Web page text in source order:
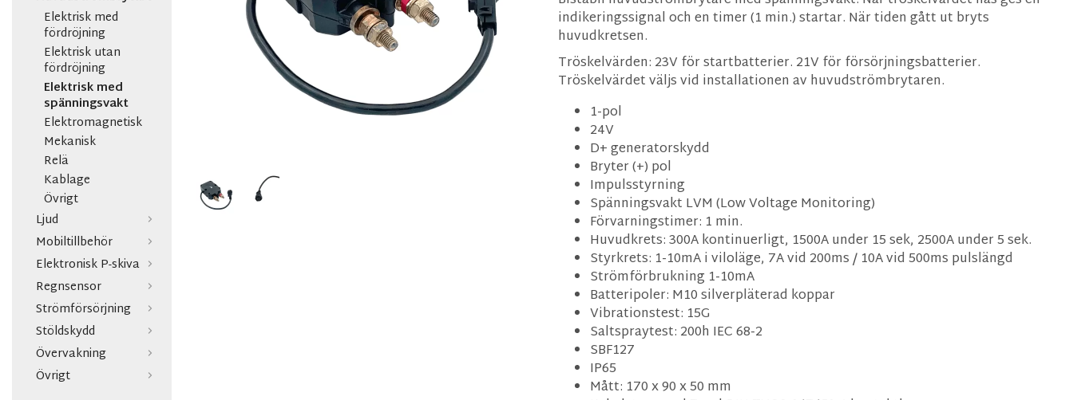
Elektrisk med
fördröjning
Elektrisk utan
fördröjning
Elektrisk med
spänningsvakt
Elektromagnetisk
Mekanisk
Relä
Kablage
Övrigt
Ljud
Mobiltillbehör
Elektronisk P-skiva
Regnsensor
Strömförsörjning
Stöldskydd
Övervakning
Övrigt
indikeringssignal och en timer (1 min.) startar. När tiden gått ut bryts
huvudkretsen.
Tröskelvärden: 23V för startbatterier. 21V för försörjningsbatterier.
Tröskelvärdet väljs vid installationen av huvudströmbrytaren.
1-pol
24V
D+ generatorskydd
Bryter (+) pol
Impulsstyrning
Spänningsvakt LVM (Low Voltage Monitoring)
Förvarningstimer: 1 min.
Huvudkrets: 300A kontinuerligt, 1500A under 15 sek, 2500A under 5 sek.
Styrkrets: 1-10mA i viloläge, 7A vid 200ms / 10A vid 500ms pulslängd
Strömförbrukning 1-10mA
Batteripoler: M10 silverpläterad koppar
Vibrationstest: 15G
Saltspraytest: 200h IEC 68-2
SBF127
IP65
Mått: 170 x 90 x 50 mm